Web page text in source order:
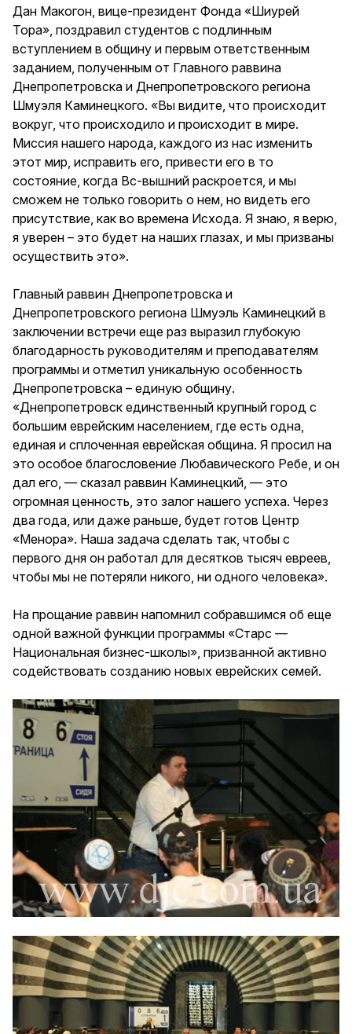
Дан Макогон, вице-президент Фонда «Шиурей
Тора», поздравил студентов с подлинным
вступлением в общину и первым ответственным
заданием, полученным от Главного раввина
Днепропетровска и Днепропетровского региона
Шмуэля Каминецкого. «Вы видите, что происходит
вокруг, что происходило и происходит в мире.
Миссия нашего народа, каждого из нас изменить
этот мир, исправить его, привести его в то
состояние, когда Вс-вышний раскроется, и мы
сможем не только говорить о нем, но видеть его
присутствие, как во времена Исхода. Я знаю, я верю,
я уверен – это будет на наших глазах, и мы призваны
осуществить это».
Главный раввин Днепропетровска и
Днепропетровского региона Шмуэль Каминецкий в
заключении встречи еще раз выразил глубокую
благодарность руководителям и преподавателям
программы и отметил уникальную особенность
Днепропетровска – единую общину.
«Днепропетровск единственный крупный город с
большим еврейским населением, где есть одна,
единая и сплоченная еврейская община. Я просил на
это особое благословение Любавического Ребе, и он
дал его, — сказал раввин Каминецкий, — это
огромная ценность, это залог нашего успеха. Через
два года, или даже раньше, будет готов Центр
«Менора». Наша задача сделать так, чтобы с
первого дня он работал для десятков тысяч евреев,
чтобы мы не потеряли никого, ни одного человека».
На прощание раввин напомнил собравшимся об еще
одной важной функции программы «Старс —
Национальная бизнес-школы», призванной активно
содействовать созданию новых еврейских семей.